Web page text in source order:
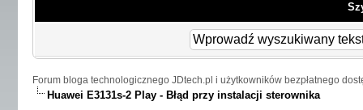
Forum bloga technologicznego JDtech.pl i użytkowników bezpłatnego
Huawei E3131s-2 Play - Błąd przy instalacji sterownika